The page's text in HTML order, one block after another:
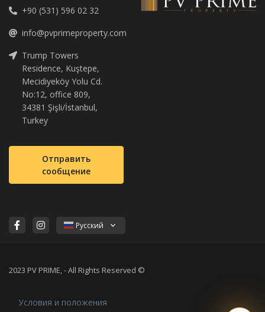
+90 (531) 596 02 32
info@pvprimeproperty.com
Trump Towers
Residence, Kuştepe,
Mecidiyeköy Yolu Cd.
No:12, office 809,
34381 Şişli/İstanbul,
Turkey
Отправить
сообщение
Русский
2023 PV PRIME, - All Rights Reserved ©
Условия и положения